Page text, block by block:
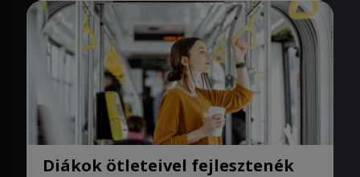
Diákok ötleteivel fejlesztenék